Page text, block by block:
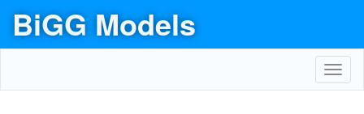
BiGG Models